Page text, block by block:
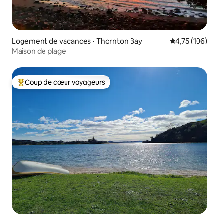
Logement de vacances ⋅ Thornton Bay Évaluation
4,75 (106)
Maison de plage
Coups de cœur voyageurs les plus appréciés
Coup de cœur voyageurs